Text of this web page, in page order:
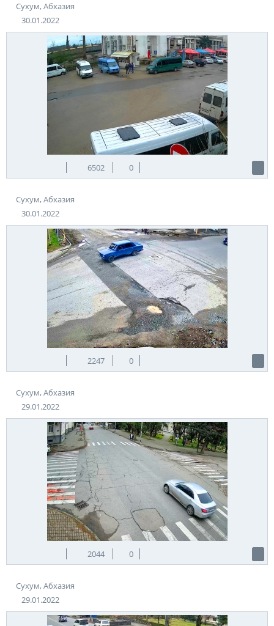
Сухум, Абхазия
30.01.2022
6502 0
Сухум, Абхазия
30.01.2022
2247 0
Сухум, Абхазия
29.01.2022
2044 0
Сухум, Абхазия
29.01.2022